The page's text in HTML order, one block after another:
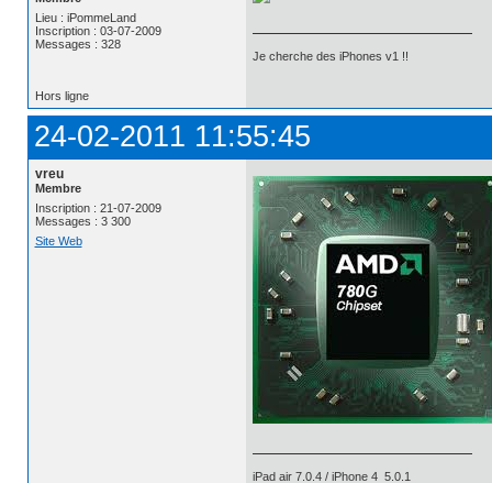
Lieu : iPommeLand
Inscription : 03-07-2009
Messages : 328
Je cherche des iPhones v1 !!
Hors ligne
24-02-2011 11:55:45
vreu
Membre
Inscription : 21-07-2009
Messages : 3 300
Site Web
iPad air 7.0.4 / iPhone 4 5.0.1